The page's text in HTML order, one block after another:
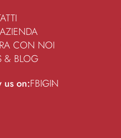
CON NOI
& BLOG
us on:FBIGIN